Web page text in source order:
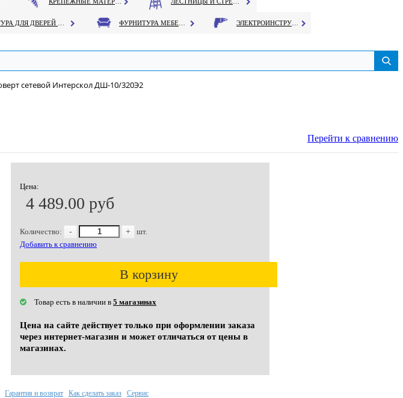
сетевой Интерскол ДШ-10/320Э2
Перейти к сравнению
Цена:
4 489.00 руб
Количество: - +
шт.
Добавить к сравнению
В корзину
Товар есть в наличии в 5 магазинах
Цена на сайте действует только при оформлении заказа
через интернет-магазин и может отличаться от цены в
магазинах.
Гарантия и возврат Как сделать заказ Сервис